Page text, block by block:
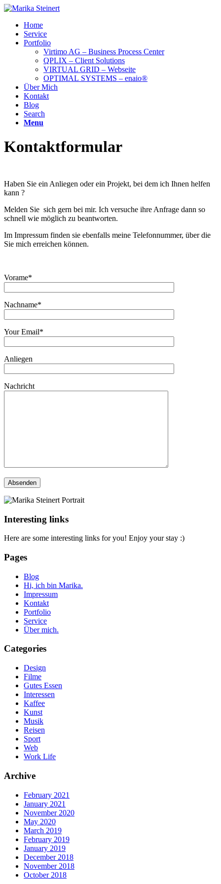
Home
Service
Portfolio
Virtimo AG – Business Process Center
QPLIX – Client Solutions
VIRTUAL GRID – Webseite
OPTIMAL SYSTEMS – enaio®
Über Mich
Kontakt
Blog
Search
Menu
Kontaktformular
Haben Sie ein Anliegen oder ein Projekt, bei dem ich Ihnen helfen
kann ?
Melden Sie sich gern bei mir. Ich versuche ihre Anfrage dann so
schnell wie möglich zu beantworten.
Im Impressum finden sie ebenfalls meine Telefonnummer, über die
Sie mich erreichen können.
Vorame*
Nachname*
Your Email*
Anliegen
Nachricht
Interesting links
Here are some interesting links for you! Enjoy your stay :)
Pages
Blog
Hi, ich bin Marika.
Impressum
Kontakt
Portfolio
Service
Über mich.
Categories
Design
Filme
Gutes Essen
Interessen
Kaffee
Kunst
Musik
Reisen
Sport
Web
Work Life
Archive
February 2021
January 2021
November 2020
May 2020
March 2019
February 2019
January 2019
December 2018
November 2018
October 2018